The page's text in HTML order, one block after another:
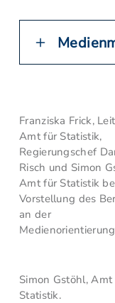
Franziska Frick,
Amt für Statistik,
Regierungschef
Risch und Simon
Amt für Statistik
Vorstellung des
an der
Simon Gstöhl, Amt
Statistik.